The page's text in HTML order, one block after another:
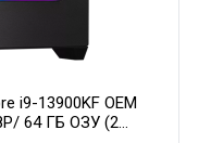
i9-13900KF OEM
64 ГБ ОЗУ (2